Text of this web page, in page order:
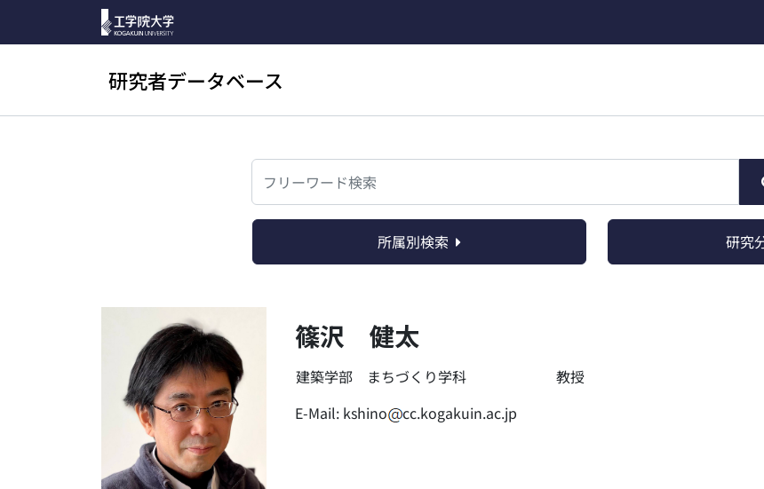
研究者データベース
検索
所属別検索 研究
篠沢 健太
建築学部 まちづくり学科
教授
E-Mail: kshino cc.kogakuin.ac.jp